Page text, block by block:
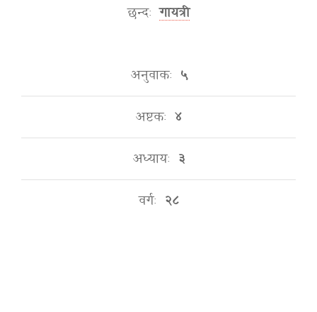
छन्दः गायत्री
अनुवाकः ५
अष्टकः ४
अध्यायः ३
वर्गः २८